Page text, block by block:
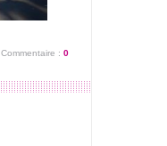
Commentaire : 0